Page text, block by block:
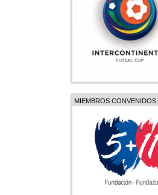
MIEMBROS CONVENIDOS: